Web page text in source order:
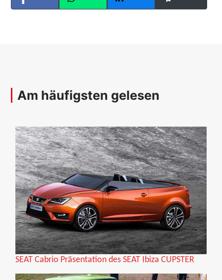
Am häufigsten gelesen
SEAT Cabrio Präsentation des SEAT Ibiza CUPSTER